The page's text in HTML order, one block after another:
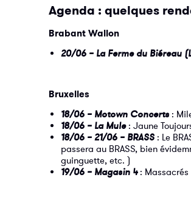
Agenda : quelques
Brabant Wallon
20/06 – La Ferme du Biéreau
Bruxelles
18/06 – Motown Concerts:
18/06 – La Mule: Jaune
18/06 – 21/06 – BRASS : Le
passera au BRASS, bien
guinguette, etc. )
19/06 – Magasin 4: Massacrés